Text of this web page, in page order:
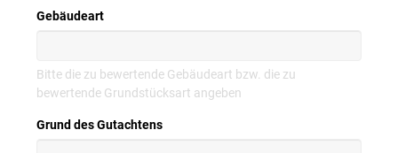
Gebäudeart
Bitte die zu bewertende Gebäudeart bzw. die zu
bewertende Grundstücksart angeben
Grund des Gutachtens